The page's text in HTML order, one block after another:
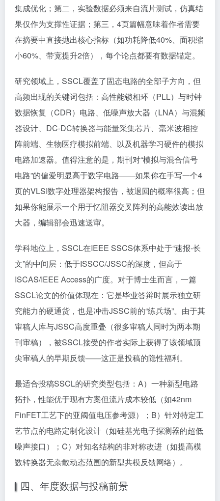
集成优化；第二，实验数据必须来自流片测试，仿真结
果仅作为支撑性证据；第三，4页篇幅意味着作者需要
在摘要中直接抛出核心指标（如功耗降低40%、面积缩
小60%、带宽提升2倍），每个论点都要有数据锚定。
研究领域上，SSCL覆盖了固态电路的全部子方向，但
高频出现的关键词包括：高性能锁相环（PLL）与时钟
数据恢复（CDR）电路、低噪声放大器（LNA）与混频
器设计、DC-DC转换器与能量采集芯片、毫米波相控
阵前端、生物医疗模拟前端、以及机器学习硬件的模拟
电路加速器。值得注意的是，期刊对“模拟与混合信号
电路”的偏爱明显高于数字电路——如果你在手写一个4
页的VLSI数字处理器架构报告，被退回的概率很高；但
如果你能展示一个用于忆阻器交叉阵列的高能效读出放
大器，编辑部会迅速送审。
学科地位上，SSCL在IEEE SSCS体系中处于“速报-长
文”的中间层：低于ISSCC/JSSC的深度，但高于
ISCAS/IEEE Access的广度。对于博士生而言，一篇
SSCL论文的价值体现在：它是毕业答辩时展示独立研
究能力的硬通货，也是冲击JSSC前的“练兵场”。由于其
审稿人库与JSSC高度重叠（很多审稿人同时为两本期
刊审稿），被SSCL接受的作者实际上获得了该领域顶
尖审稿人的早期反馈——这正是投稿的隐性福利。
最适合投稿SSCL的研究类型包括：A）一种新型电路
拓扑，性能优于现有方案但流片成本较低（如42nm
FinFET工艺下的亚阈值电压参考源）；B）针对特定工
艺节点的电路定制化设计（如硅基光电子探测器的超低
噪声接口）；C）对知名结构的非对称改进（如提高模
数转换器无杂散动态范围的新型共模反馈网络）。
四、年度数据与投稿前景